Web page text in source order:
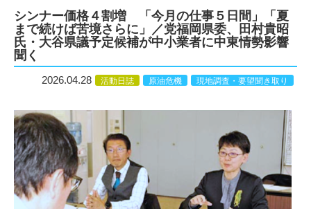
シンナー価格４割増 「今月の仕事５日間」「夏
まで続けば苦境さらに」／党福岡県委、田村貴昭
氏・大谷県議予定候補が中小業者に中東情勢影響
聞く
2026.04.28 活動日誌 原油危機 現地調査・要望聞き取り